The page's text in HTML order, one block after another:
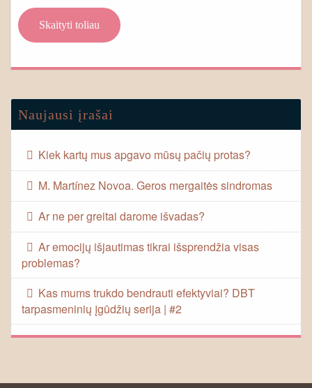
Skaityti toliau
Naujausi įrašai
Kiek kartų mus apgavo mūsų pačių protas?
M. Martínez Novoa. Geros mergaitės sindromas
Ar ne per greitai darome išvadas?
Ar emocijų išjautimas tikrai išsprendžia visas
problemas?
Kas mums trukdo bendrauti efektyviai? DBT
tarpasmeninių įgūdžių serija | #2